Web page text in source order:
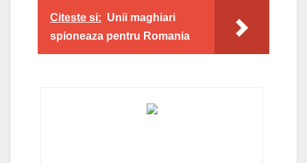
Citeste si: Unii maghiari
spioneaza pentru Romania